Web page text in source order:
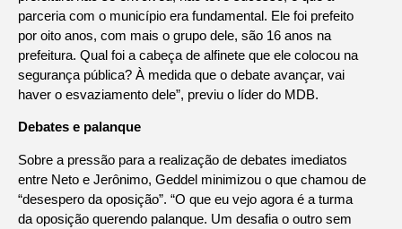
parceria com o município era fundamental. Ele foi prefeito
por oito anos, com mais o grupo dele, são 16 anos na
prefeitura. Qual foi a cabeça de alfinete que ele colocou na
segurança pública? À medida que o debate avançar, vai
haver o esvaziamento dele”, previu o líder do MDB.
Debates e palanque
Sobre a pressão para a realização de debates imediatos
entre Neto e Jerônimo, Geddel minimizou o que chamou de
“desespero da oposição”. “O que eu vejo agora é a turma
da oposição querendo palanque. Um desafia o outro sem